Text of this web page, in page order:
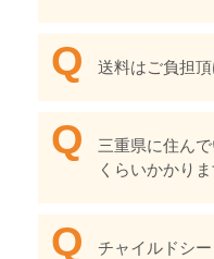
送料はご負担頂
三重県に住ん
くらいかかりま
チャイルドシ